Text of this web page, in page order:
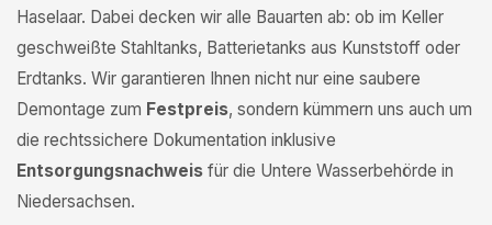
Haselaar. Dabei decken wir alle Bauarten ab: ob im Keller
geschweißte Stahltanks, Batterietanks aus Kunststoff oder
Erdtanks. Wir garantieren Ihnen nicht nur eine saubere
Demontage zum Festpreis, sondern kümmern uns auch um
die rechtssichere Dokumentation inklusive
Entsorgungsnachweis für die Untere Wasserbehörde in
Niedersachsen.